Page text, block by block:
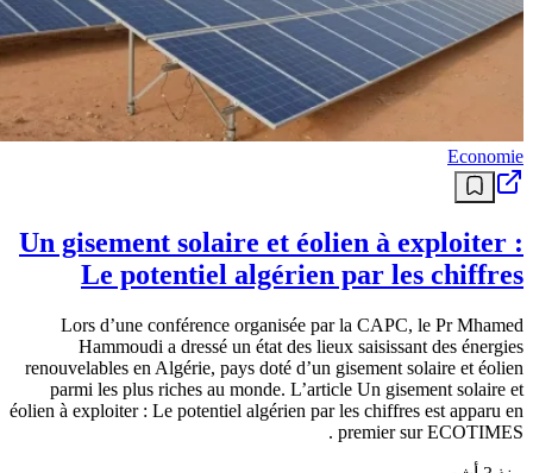
Economie
Un gisement solaire et éolien à exploiter :
Le potentiel algérien par les chiffres
Lors d’une conférence organisée par la CAPC, le Pr Mhamed
Hammoudi a dressé un état des lieux saisissant des énergies
renouvelables en Algérie, pays doté d’un gisement solaire et éolien
parmi les plus riches au monde. L’article Un gisement solaire et
éolien à exploiter : Le potentiel algérien par les chiffres est apparu en
premier sur ECOTIMES .